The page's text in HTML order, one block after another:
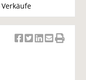
Verkäufe
u
c